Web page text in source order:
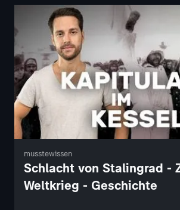
musstewissen
Schlacht von Stalingrad -
Weltkrieg - Geschichte